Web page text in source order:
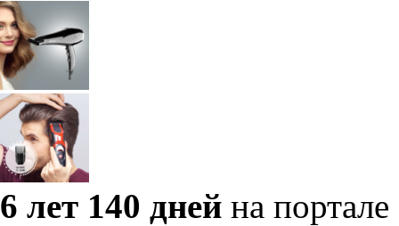
6 лет 140 дней на портале